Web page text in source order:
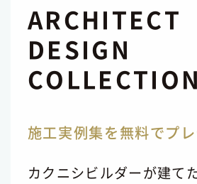
ARCHITECT
DESIGN
COLLECTION
施工実例集を無料でプ
カクニシビルダーが建て